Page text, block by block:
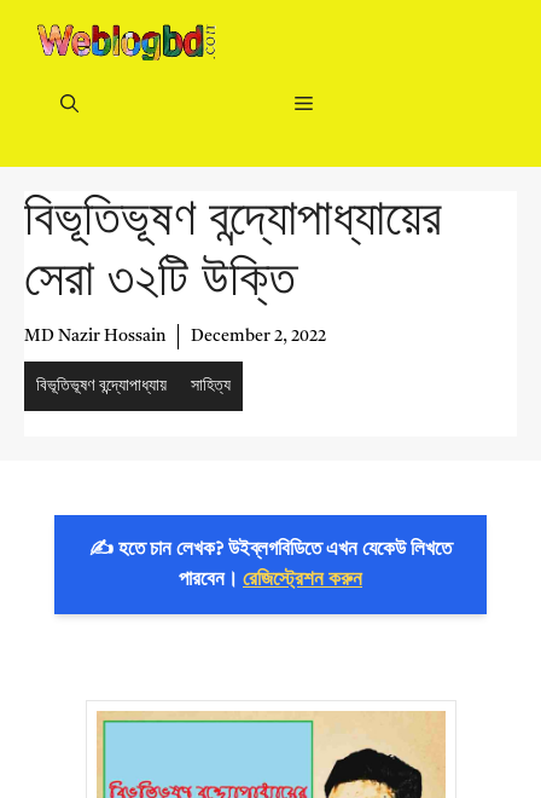
Menu
বিভূতিভূষণ বন্দ্যোপাধ্যায়ের
সেরা ৩২টি উক্তি
MD Nazir Hossain December 2, 2022
বিভূতিভূষণ বন্দ্যোপাধ্যায় সাহিত্য
✍️ হতে চান লেখক? উইব্লগবিডিতে এখন যেকেউ লিখতে
পারবেন। রেজিস্ট্রেশন করুন